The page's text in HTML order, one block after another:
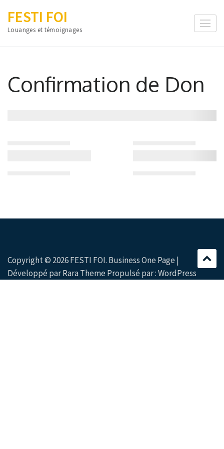
contenu
(Pressez
FESTI FOI
Louanges et témoignages
Confirmation de Don
Copyright © 2026FESTI FOI. Business One Page |
Développé parRara Theme Propulsé par :WordPress